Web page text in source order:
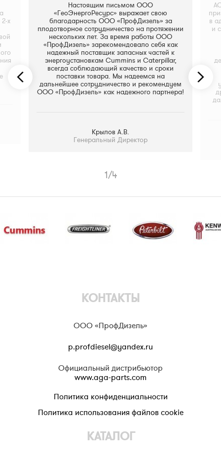
х
Настоящим письмом ООО
«ГеоЭнергоРесурс» выражает свою
благодарность ООО «ПрофДизель» за
плодотворное сотрудничество на протяжении
нескольких лет. За время работы ООО
«ПрофДизель» зарекомендовало себя как
надежный поставщик запасных частей к
энергоустановкам Cummins и Caterpillar,
всегда соблюдающий качество и сроки
поставки товара. Мы надеемся на
дальнейшее сотрудничество и рекомендуем
ООО «ПрофДизель» как надежного партнера!
Крылов А.В.
Генеральный Директор
в
и
1/4
КОНТАКТЫ
ООО «ПрофДизель»
p.profdiesel@yandex.ru
Официальный дистрибьютор
www.aga-parts.com
Политика конфиденциальности
Политика использования файлов cookie
КАТАЛОГ